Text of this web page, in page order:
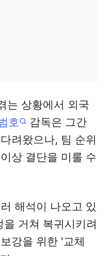
는 상황에서 외국
호
감독은 그간
려왔으나, 팀 순위
상 결단을 미룰 수
해석이 나오고 있
거쳐 복귀시키려
강을 위한 '교체